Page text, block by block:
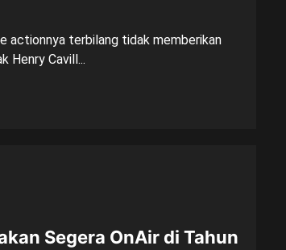
actionnya terbilang tidak memberikan
Henry Cavill...
Segera OnAir di Tahun